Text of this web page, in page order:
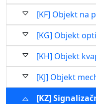
[KF] Objekt na
[KG] Objekt
[KH] Objekt
[KJ] Objekt
[KZ]